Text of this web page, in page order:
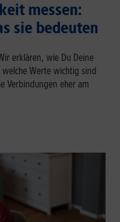
messen:
sie bedeuten
erklären, wie Du Deine
Werte wichtig sind
Verbindungen eher am